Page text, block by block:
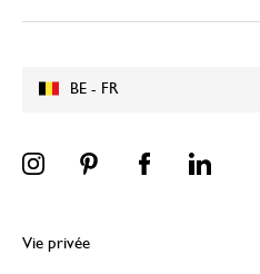
BE - FR
Vie privée